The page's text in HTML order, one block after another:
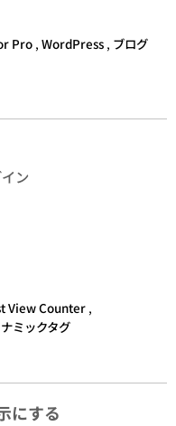
Pro , WordPress , ブログ
ン
View Counter,
ミックタグ
にする